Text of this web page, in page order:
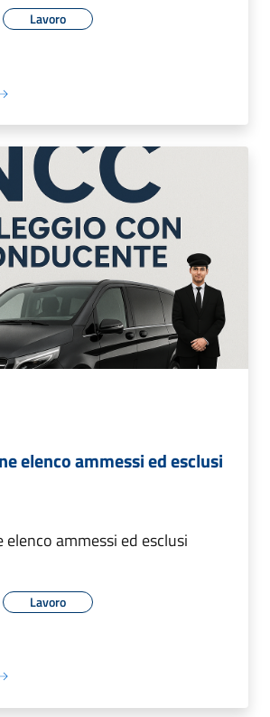
Lavoro
elenco ammessi ed esclusi
elenco ammessi ed esclusi
Lavoro